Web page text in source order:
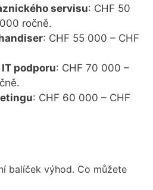
servisu: CHF 50
ročně.
: CHF 55 000 – CHF
podporu: CHF 70 000 –
: CHF 60 000 – CHF
balíček výhod. Co můžete